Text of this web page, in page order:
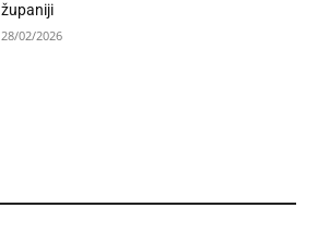
županiji
28/02/2026